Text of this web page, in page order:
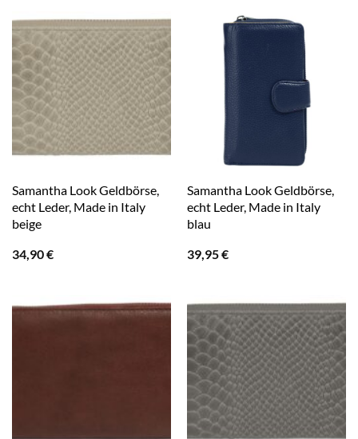
Samantha Look Geldbörse,
echt Leder, Made in Italy
beige
34,90€
Samantha Look Geldbörse,
echt Leder, Made in Italy
blau
39,95€